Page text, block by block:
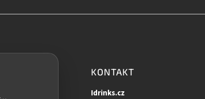
KONTAKT
Idrinks.cz